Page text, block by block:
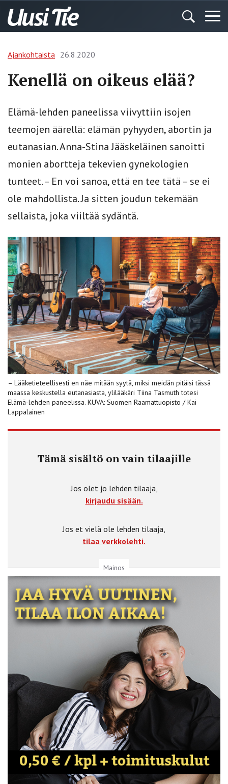
Ajankohtaista 26.8.2020
Kenellä on oikeus elää?
Elämä-lehden paneelissa viivyttiin isojen
teemojen äärellä: elämän pyhyyden, abortin ja
eutanasian. Anna-Stina Jääskeläinen sanoitti
monien abortteja tekevien gynekologien
tunteet. – En voi sanoa, että en tee tätä – se ei
ole mahdollista. Ja sitten joudun tekemään
sellaista, joka viiltää sydäntä.
– Lääketieteellisesti en näe mitään syytä, miksi meidän pitäisi tässä
maassa keskustella eutanasiasta, ylilääkäri Tiina Tasmuth totesi
Elämä-lehden paneelissa. KUVA: Suomen Raamattuopisto / Kai
Lappalainen
Tämä sisältö on vain tilaajille
Jos olet jo lehden tilaaja,
kirjaudu sisään.
Jos et vielä ole lehden tilaaja,
tilaa verkkolehti.
Mainos